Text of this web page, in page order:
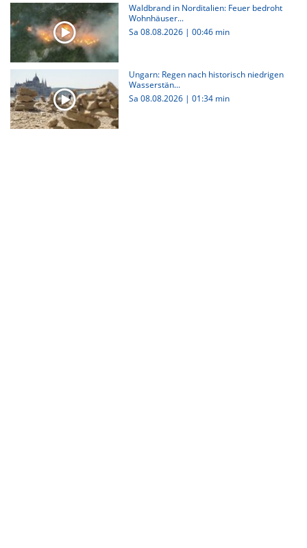
Waldbrand in Norditalien: Feuer bedroht
Wohnhäuser...
Sa 08.08.2026 | 00:46 min
Ungarn: Regen nach historisch niedrigen
Wasserstän...
Sa 08.08.2026 | 01:34 min